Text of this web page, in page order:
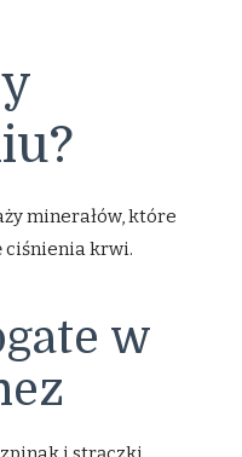
minerałów, które
ciśnienia krwi.
w